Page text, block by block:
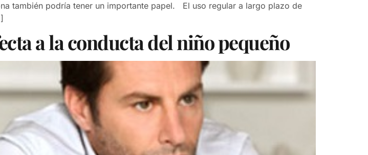
también podría tener un importante papel. El uso regular a largo plazo de
a la conducta del niño pequeño